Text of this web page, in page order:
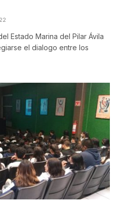
Estado Marina del Pilar Ávila
el dialogo entre los